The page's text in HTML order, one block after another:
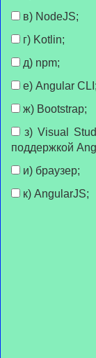
в) NodeJS;
г) Kotlin;
д) npm;
е) Angular CLI;
ж) Bootstrap;
поддержкой
и) браузер;
к) AngularJS;